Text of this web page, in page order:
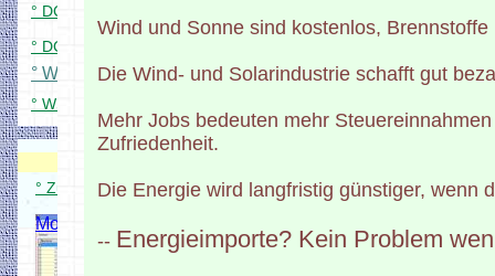
° DCC Bremsgenerator in Arbeit
° DCC Signaldecoder für 84 LEDs
° WS Platinenübersicht
° WS2812 Dimmer für Windows
Modellbahnverwaltung
° Zum Modellbahnverwaltung Setup
Modellbahnverwaltung
Wind und Sonne sind kostenlos, Brennstoffe
Die Wind- und Solarindustrie schafft gut
Mehr Jobs bedeuten mehr
Zufriedenheit.
Die Energie wird langfristig günstiger, wenn
-- Energieimporte? Kein Problem